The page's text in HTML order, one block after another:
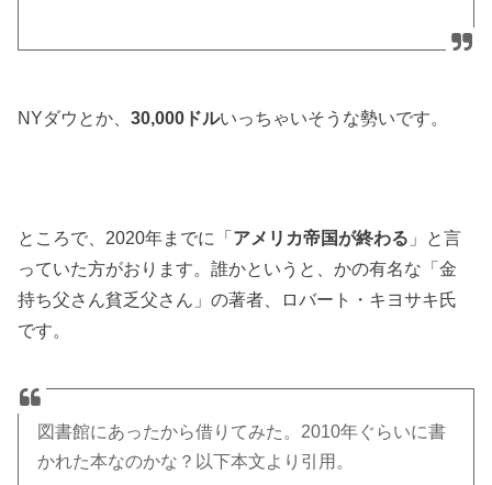
NYダウとか、30,000ドルいっちゃいそうな勢いです。
ところで、2020年までに「アメリカ帝国が終わる 」と言
っていた方がおります。誰かというと、かの有名な「金
持ち父さん貧乏父さん」の著者、ロバート・キヨサキ氏
です。
図書館にあったから借りてみた。2010年ぐらいに書
かれた本なのかな？以下本文より引用。